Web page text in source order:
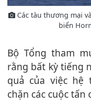
Các tàu thương mại
biển
Bộ Tổng tham mưu quân đội Kuwait lưu ý
rằng bất kỳ tiếng
quả của việc hệ
chặn các cuộc